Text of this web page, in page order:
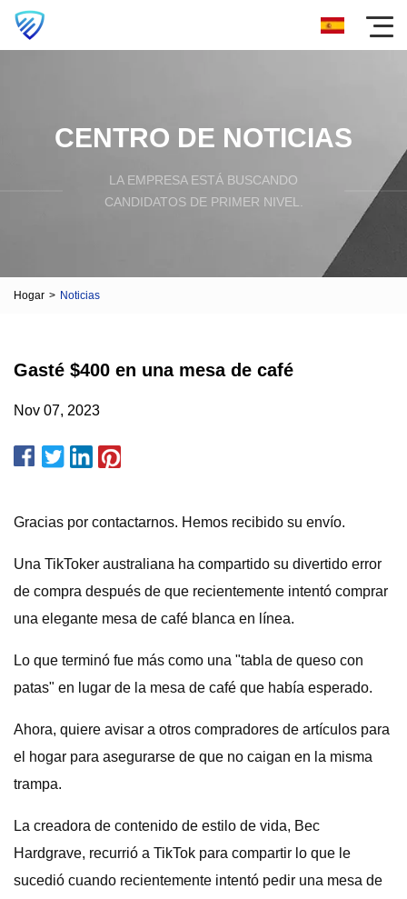
CENTRO DE NOTICIAS
LA EMPRESA ESTÁ BUSCANDO
CANDIDATOS DE PRIMER NIVEL.
Hogar > Noticias
Gasté $400 en una mesa de café
Nov 07, 2023
Gracias por contactarnos. Hemos recibido su envío.
Una TikToker australiana ha compartido su divertido error
de compra después de que recientemente intentó comprar
una elegante mesa de café blanca en línea.
Lo que terminó fue más como una "tabla de queso con
patas" en lugar de la mesa de café que había esperado.
Ahora, quiere avisar a otros compradores de artículos para
el hogar para asegurarse de que no caigan en la misma
trampa.
La creadora de contenido de estilo de vida, Bec
Hardgrave, recurrió a TikTok para compartir lo que le
sucedió cuando recientemente intentó pedir una mesa de